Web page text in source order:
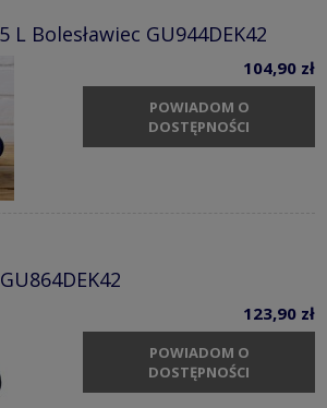
L Bolesławiec GU944DEK42
104,90 zł
POWIADOM O
DOSTĘPNOŚCI
123,90 zł
POWIADOM O
DOSTĘPNOŚCI